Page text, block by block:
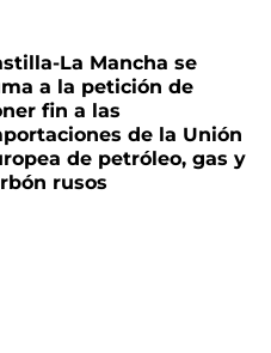
La Mancha se
a la petición de
fin a las
de la Unión
de petróleo, gas y
rusos